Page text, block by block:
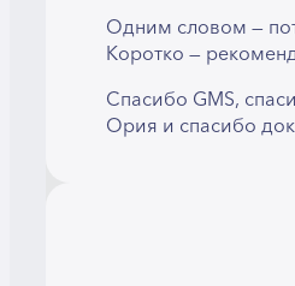
Одним словом —
Коротко —
Спасибо GMS,
Ория и спасибо